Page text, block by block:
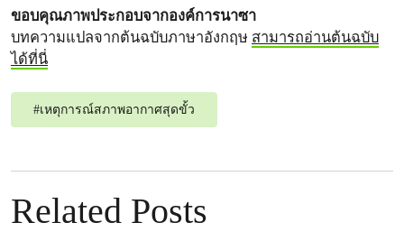
ขอบคุณภาพประกอบจากองค์การนาซา
บทความแปลจากต้นฉบับภาษาอังกฤษ สามารถอ่านต้นฉบับ
ได้ที่นี่
#เหตุการณ์สภาพอากาศสุดขั้ว
Related Posts